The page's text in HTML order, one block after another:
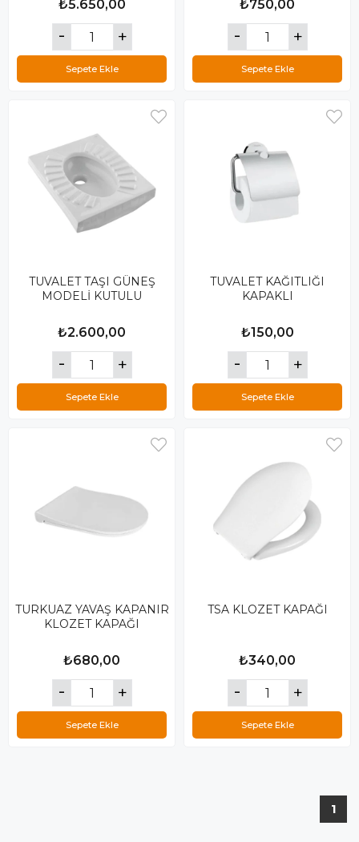
₺5.650,00
Sepete Ekle
₺750,00
Sepete Ekle
TUVALET TAŞI GÜNEŞ
MODELİ KUTULU
₺2.600,00
Sepete Ekle
TUVALET KAĞITLIĞI
KAPAKLI
₺150,00
Sepete Ekle
TURKUAZ YAVAŞ KAPANIR
KLOZET KAPAĞI
₺680,00
Sepete Ekle
TSA KLOZET KAPAĞI
₺340,00
Sepete Ekle
1